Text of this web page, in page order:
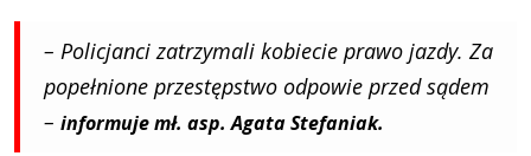
– Policjanci zatrzymali kobiecie prawo jazdy. Za
popełnione przestępstwo odpowie przed sądem
– informuje mł. asp. Agata Stefaniak.